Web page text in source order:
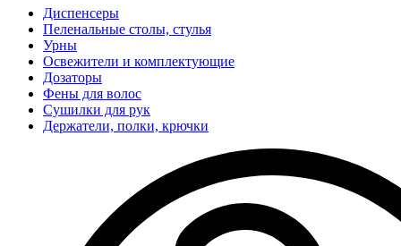
Диспенсеры
Пеленальные столы, стулья
Урны
Освежители и комплектующие
Дозаторы
Фены для волос
Сушилки для рук
Держатели, полки, крючки